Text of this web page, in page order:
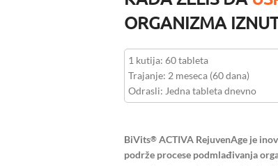
ORGANIZMA
1 kutija: 60 tableta
Trajanje: 2 meseca (60 dana)
Odrasli: Jedna tableta dnevno
BiVits®ACTIVA RejuvenAge je
podrže procese podmlađivanja